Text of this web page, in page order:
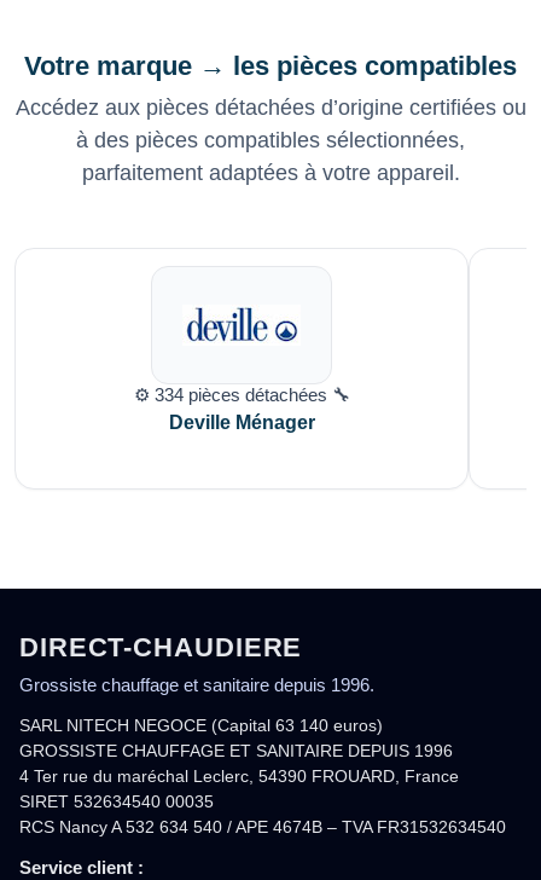
Votre marque → les pièces compatibles
Accédez aux pièces détachées d’origine certifiées ou
à des pièces compatibles sélectionnées,
parfaitement adaptées à votre appareil.
⚙️ 334 pièces détachées 🔧
Deville Ménager
DIRECT-CHAUDIERE
Grossiste chauffage et sanitaire depuis 1996.
SARL NITECH NEGOCE (Capital 63 140 euros)
GROSSISTE CHAUFFAGE ET SANITAIRE DEPUIS 1996
4 Ter rue du maréchal Leclerc, 54390 FROUARD, France
SIRET 532634540 00035
RCS Nancy A 532 634 540 / APE 4674B – TVA FR31532634540
Service client :